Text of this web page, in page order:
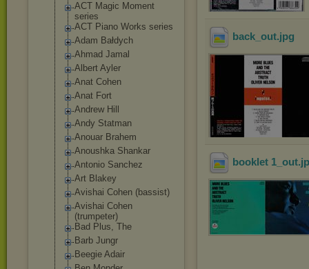
ACT Magic Moment
series
ACT Piano Works series
Adam Bałdych
Ahmad Jamal
Albert Ayler
Anat Cohen
Anat Fort
Andrew Hill
Andy Statman
Anouar Brahem
Anoushka Shankar
Antonio Sanchez
Art Blakey
Avishai Cohen (bassist)
Avishai Cohen
(trumpeter)
Bad Plus, The
Barb Jungr
Beegie Adair
back_out.jpg
booklet 1_out